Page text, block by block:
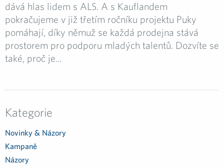
dává hlas lidem s ALS. A s Kauflandem
pokračujeme v již třetím ročníku projektu Puky
pomáhají, díky němuž se každá prodejna stává
prostorem pro podporu mladých talentů. Dozvíte se
také, proč je...
Kategorie
Novinky & Názory
Kampaně
Názory